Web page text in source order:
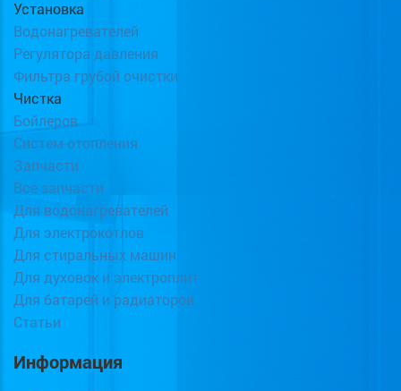
Установка
Водонагревателей
Регулятора давления
Фильтра грубой очистки
Чистка
Бойлеров
Систем отопления
Запчасти
Все запчасти
Для водонагревателей
Для электрокотлов
Для стиральных машин
Для духовок и электроплит
Для батарей и радиаторов
Статьи
Информация